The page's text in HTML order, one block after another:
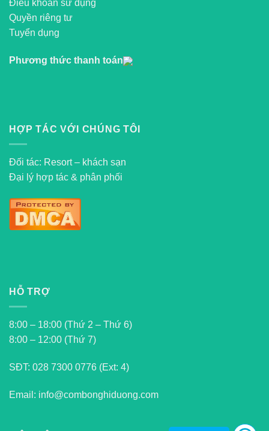
Điều khoản sử dụng
Quyền riêng tư
Tuyển dụng
Phương thức thanh toán
HỢP TÁC VỚI CHÚNG TÔI
Đối tác: Resort – khách sạn
Đại lý hợp tác & phân phối
HỖ TRỢ
8:00 – 18:00 (Thứ 2 – Thứ 6)
8:00 – 12:00 (Thứ 7)
SĐT: 028 7300 0776 (Ext: 4)
Email: info@combonghiduong.com